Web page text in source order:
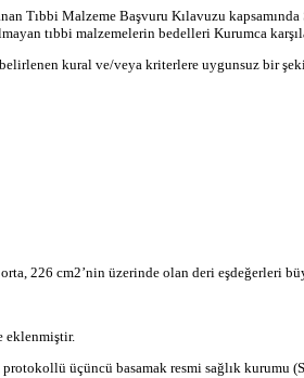
Malzeme Başvuru Kılavuzu
tıbbi malzemelerin bedelleri Kurumca
kural ve/veya kriterlere uygunsuz bir
226 cm2’nin üzerinde olan deri eşdeğerleri
eklenmiştir.
üçüncü basamak resmi sağlık kurumu